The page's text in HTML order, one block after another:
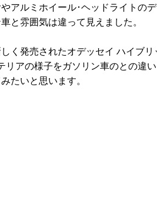
アルミホイール･ヘッドライトの
と雰囲気は違って見えました。
く発売されたオデッセイ ハイブ
リアの様子をガソリン車のとの違
たいと思います。